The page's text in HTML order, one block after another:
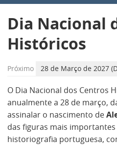
Dia Nacional
Históricos
Próximo 28 de Março de 2027
O Dia Nacional dos Centros
anualmente a 28 de março,
assinalar o nascimento de
das figuras mais
historiografia portuguesa,